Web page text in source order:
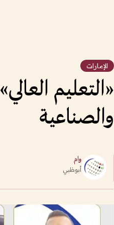
الإمارات
«التعليم
والصناعية
وام
أبوظبي